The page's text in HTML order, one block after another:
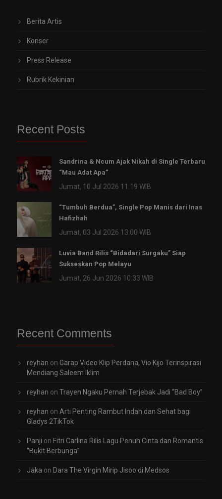
Berita Artis
Konser
Press Release
Rubrik Kekinian
Recent Posts
Sandrina & Ncum Ajak Nikah di Single Terbaru
“Mau Adat Apa”
Jumat, 10 Jul 2026 11:19 WIB
“Tumbuh Berdua”, Single Pop Manis dari Inas
Hafizhah
Jumat, 03 Jul 2026 13:00 WIB
Luvia Band Rilis “Bidadari Surgaku” Siap
Sukseskan Pop Melayu
Jumat, 26 Jun 2026 10:33 WIB
Recent Comments
reyhan on Garap Video Klip Perdana, Vio Kijo Terinspirasi
Mendiang Saleem Iklim
reyhan on Trayen Ngaku Pernah Terjebak Jadi “Bad Boy”
reyhan on Arti Penting Rambut Indah dan Sehat bagi
Gladys 2TikTok
Panji on Fitri Carlina Rilis Lagu Penuh Cinta dan Romantis
“Bukit Berbunga”
Jaka on Dara The Virgin Mirip Jisoo di Medsos